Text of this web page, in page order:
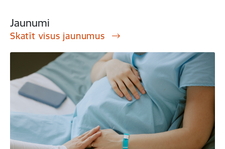
Jaunumi
Skatīt visus jaunumus